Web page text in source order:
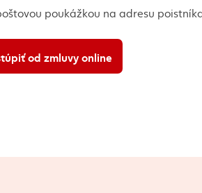
poukážkou na adresu
od zmluvy online